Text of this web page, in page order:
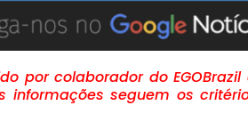
por colaborador do
informações seguem os